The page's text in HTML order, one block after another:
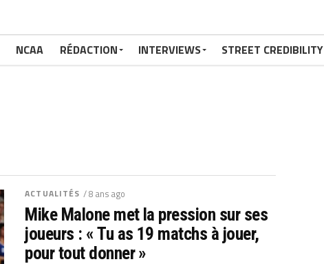
NCAA RÉDACTION INTERVIEWS STREET CREDIBILITY
ACTUALITÉS / 8 ans ago
Mike Malone met la pression sur ses
joueurs : « Tu as 19 matchs à jouer,
pour tout donner »